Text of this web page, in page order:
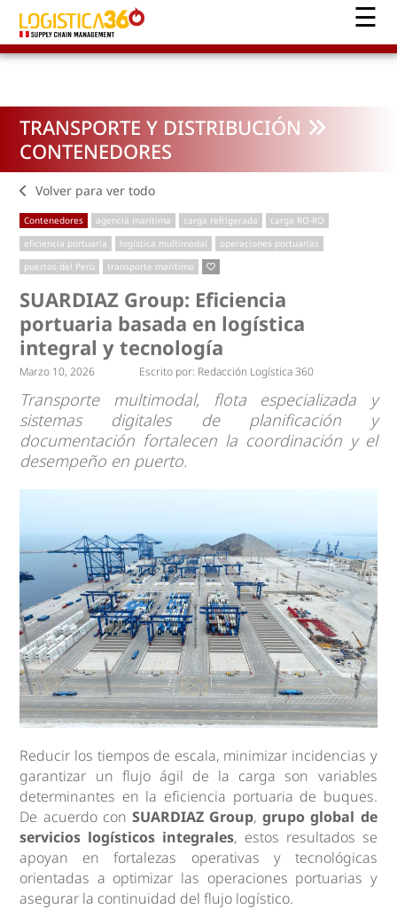
TRANSPORTE Y DISTRIBUCIÓN
CONTENEDORES
Volver para ver todo
Contenedores agencia marítima carga refrigerada
carga RO-RO
eficiencia portuaria
logística multimodal
operaciones portuarias
puertos del Perú
transporte marítimo
SUARDIAZ Group: Eficiencia
portuaria basada en logística
integral y tecnología
Marzo 10, 2026 Escrito por: Redacción Logística 360
Transporte multimodal, flota especializada y
sistemas digitales de planificación y
documentación fortalecen la coordinación y el
desempeño en puerto.
Reducir los tiempos de escala, minimizar incidencias y
garantizar un flujo ágil de la carga son variables
determinantes en la eficiencia portuaria de buques.
De acuerdo con SUARDIAZ Group,grupo global de
servicios logísticos integrales, estos resultados se
apoyan en fortalezas operativas y tecnológicas
orientadas a optimizar las operaciones portuarias y
asegurar la continuidad del flujo logístico.